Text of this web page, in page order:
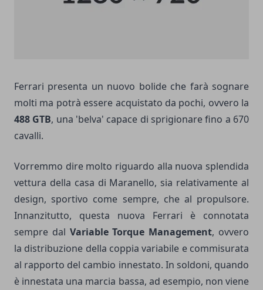
Ferrari presenta un nuovo bolide che farà sognare
molti ma potrà essere acquistato da pochi, ovvero la
488 GTB, una 'belva' capace di sprigionare fino a 670
cavalli.
Vorremmo dire molto riguardo alla nuova splendida
vettura della casa di Maranello, sia relativamente al
design, sportivo come sempre, che al propulsore.
Innanzitutto, questa nuova Ferrari è connotata
sempre dal Variable Torque Management, ovvero
la distribuzione della coppia variabile e commisurata
al rapporto del cambio innestato. In soldoni, quando
è innestata una marcia bassa, ad esempio, non viene